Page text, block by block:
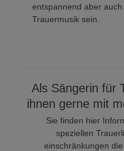
entspannend aber
Trauermusik sein.
Als Sängerin für
ihnen gerne mit
Sie finden hier
speziellen
einschränkungen